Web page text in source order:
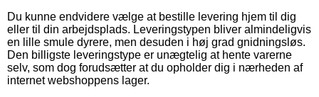
Du kunne endvidere vælge at bestille levering hjem til dig
eller til din arbejdsplads. Leveringstypen bliver almindeligvis
en lille smule dyrere, men desuden i høj grad gnidningsløs.
Den billigste leveringstype er unægtelig at hente varerne
selv, som dog forudsætter at du opholder dig i nærheden af
internet webshoppens lager.